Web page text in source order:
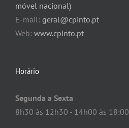
móvel nacional)
E-mail: geral@cpinto.pt
Web: www.cpinto.pt
Horário
Segunda a Sexta
8h30 às 12h30 - 14h00 às 18:00